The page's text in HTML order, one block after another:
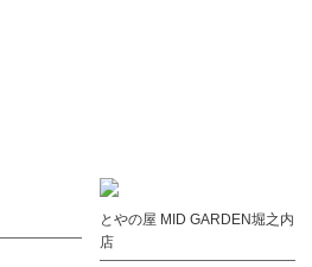
とやの屋 MID GARDEN堀之内
店